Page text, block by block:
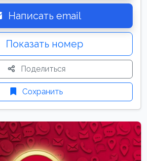
Написать email
Показать номер
Поделиться
Сохранить